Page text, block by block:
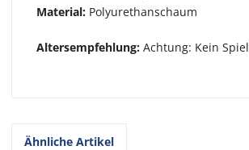
Material: Polyurethanschaum
Altersempfehlung: Achtung: Kein
Ähnliche Artikel